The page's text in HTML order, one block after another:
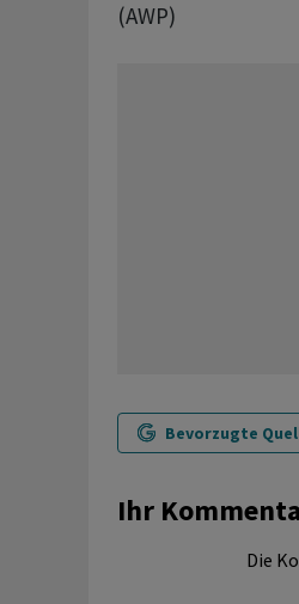
(AWP)
Bevorzugte
Ihr
Die